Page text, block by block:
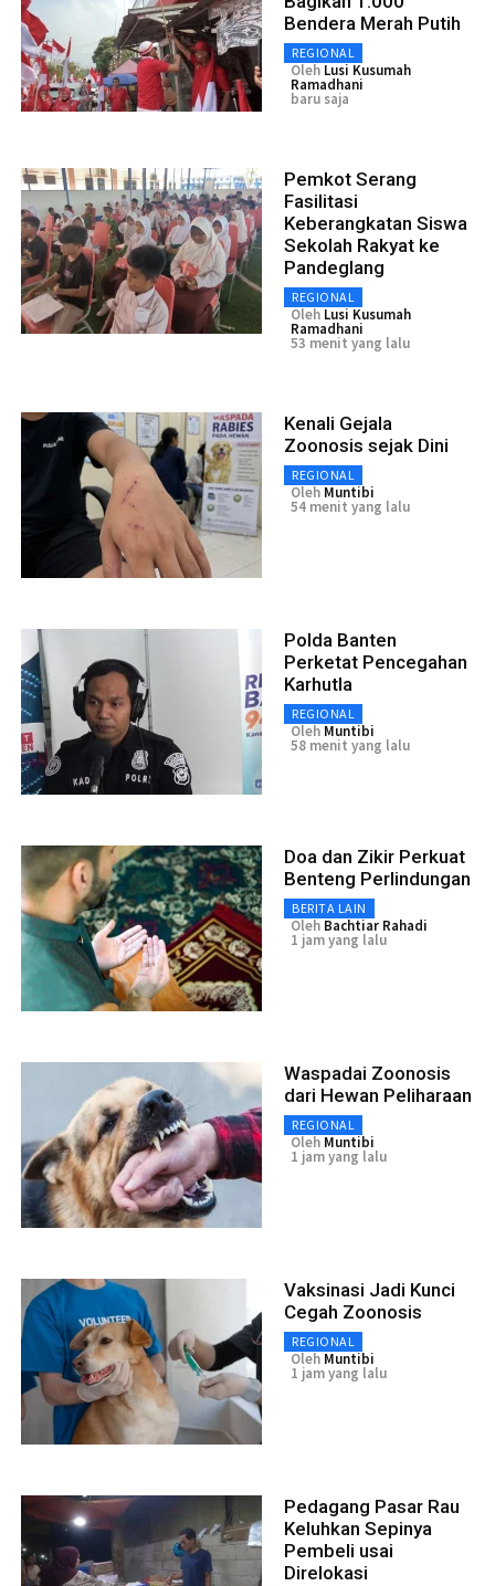
Bendera Merah Putih
REGIONAL
Oleh Lusi Kusumah
Ramadhani
baru saja
Pemkot Serang
Fasilitasi
Keberangkatan Siswa
Sekolah Rakyat ke
Pandeglang
REGIONAL
Oleh Lusi Kusumah
Ramadhani
53 menit yang lalu
Kenali Gejala
Zoonosis sejak Dini
REGIONAL
Oleh Muntibi
54 menit yang lalu
Polda Banten
Perketat Pencegahan
Karhutla
REGIONAL
Oleh Muntibi
58 menit yang lalu
Doa dan Zikir Perkuat
Benteng Perlindungan
BERITA LAIN
Oleh Bachtiar Rahadi
1 jam yang lalu
Waspadai Zoonosis
dari Hewan Peliharaan
REGIONAL
Oleh Muntibi
1 jam yang lalu
Vaksinasi Jadi Kunci
Cegah Zoonosis
REGIONAL
Oleh Muntibi
1 jam yang lalu
Pedagang Pasar Rau
Keluhkan Sepinya
Pembeli usai
Direlokasi